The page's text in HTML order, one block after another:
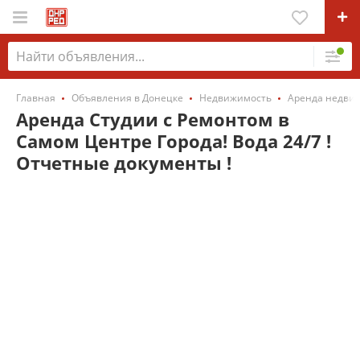
Главная Объявления в Донецке Недвижимость Аренда
Аренда Студии c Ремонтом в
Самом Центре Города! Вода 24/7 !
Отчетные документы !